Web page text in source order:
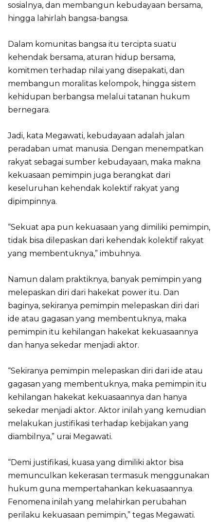
sosialnya, dan membangun kebudayaan bersama,
hingga lahirlah bangsa-bangsa.
Dalam komunitas bangsa itu tercipta suatu
kehendak bersama, aturan hidup bersama,
komitmen terhadap nilai yang disepakati, dan
membangun moralitas kelompok, hingga sistem
kehidupan berbangsa melalui tatanan hukum
bernegara.
Jadi, kata Megawati, kebudayaan adalah jalan
peradaban umat manusia. Dengan menempatkan
rakyat sebagai sumber kebudayaan, maka makna
kekuasaan pemimpin juga berangkat dari
keseluruhan kehendak kolektif rakyat yang
dipimpinnya.
“Sekuat apa pun kekuasaan yang dimiliki pemimpin,
tidak bisa dilepaskan dari kehendak kolektif rakyat
yang membentuknya,” imbuhnya.
Namun dalam praktiknya, banyak pemimpin yang
melepaskan diri dari hakekat power itu. Dan
baginya, sekiranya pemimpin melepaskan diri dari
ide atau gagasan yang membentuknya, maka
pemimpin itu kehilangan hakekat kekuasaannya
dan hanya sekedar menjadi aktor.
“Sekiranya pemimpin melepaskan diri dari ide atau
gagasan yang membentuknya, maka pemimpin itu
kehilangan hakekat kekuasaannya dan hanya
sekedar menjadi aktor. Aktor inilah yang kemudian
melakukan justifikasi terhadap kebijakan yang
diambilnya,” urai Megawati.
“Demi justifikasi, kuasa yang dimiliki aktor bisa
memunculkan kekerasan termasuk menggunakan
hukum guna mempertahankan kekuasaannya.
Fenomena inilah yang melahirkan perubahan
perilaku kekuasaan pemimpin,” tegas Megawati.